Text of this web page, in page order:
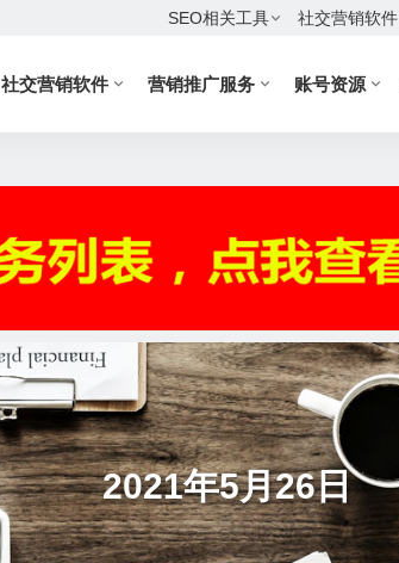
SEO相关工具 社交营销软件
社交营销软件 营销推广服务 账号资源
2021年5月26日